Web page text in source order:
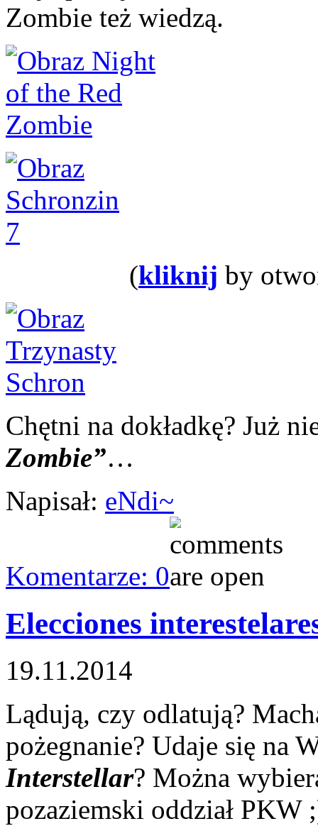
Zombie też wiedzą.
(kliknij by
Chętni na dokładkę? Już
Zombie”…
Napisał: eNdi~
Komentarze: 0
Elecciones
19.11.2014
Lądują, czy odlatują?
pożegnanie? Udaje się na
Interstellar? Można
pozaziemski oddział PKW